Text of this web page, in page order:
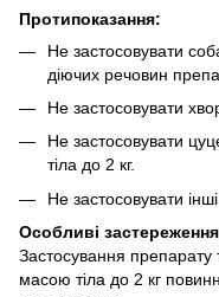
Протипоказання:
Не застосовувати
діючих речовин
Не застосовувати
Не застосовувати
тіла до 2 кг.
Не застосовувати
Особливі
Застосування препарату
масою тіла до 2 кг